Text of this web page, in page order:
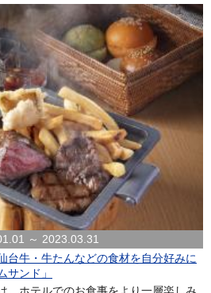
～ 2023.03.31
牛・牛たんなどの食材を自分好みに
サンド」